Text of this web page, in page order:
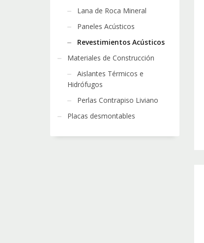
Lana de Roca Mineral
Paneles Acústicos
Revestimientos Acústicos
Materiales de Construcción
Aislantes Térmicos e
Hidrófugos
Perlas Contrapiso Liviano
Placas desmontables